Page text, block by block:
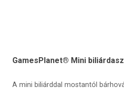
GamesPlanet® Mini
A mini biliárddal mostantól